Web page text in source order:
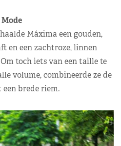
Mode
Máxima een gouden,
en een zachtroze, linnen
toch iets van een taille te
volume, combineerde ze de
brede riem.